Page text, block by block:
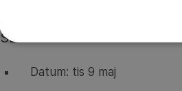
SEMIFINAL CHAMPIONS
Datum: tis 9 maj